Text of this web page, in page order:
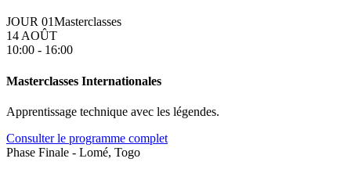
JOUR 01Masterclasses
14 AOÛT
10:00 - 16:00
Masterclasses Internationales
Apprentissage technique avec les légendes.
Consulter le programme complet
Phase Finale - Lomé, Togo